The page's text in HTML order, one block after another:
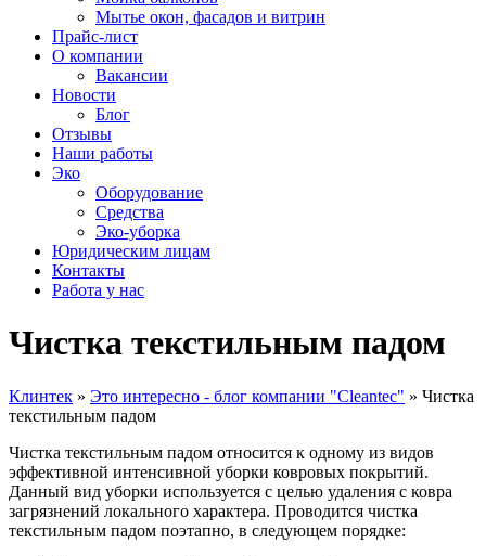
Мытье окон, фасадов и витрин
Прайс-лист
О компании
Вакансии
Новости
Блог
Отзывы
Наши работы
Эко
Оборудование
Средства
Эко-уборка
Юридическим лицам
Контакты
Работа у нас
Чистка текстильным падом
Клинтек » Это интересно - блог компании "Cleantec" » Чистка
текстильным падом
Чистка текстильным падом относится к одному из видов
эффективной интенсивной уборки ковровых покрытий.
Данный вид уборки используется с целью удаления с ковра
загрязнений локального характера. Проводится чистка
текстильным падом поэтапно, в следующем порядке: